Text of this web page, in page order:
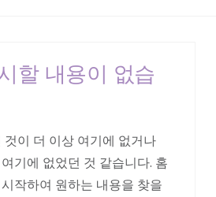
할 내용이 없습
것이 더 이상 여기에 없거나
기에 없었던 것 같습니다. 홈
작하여 원하는 내용을 찾을